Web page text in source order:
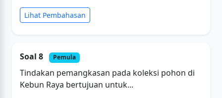
Lihat Pembahasan
Soal 8 Pemula
Tindakan pemangkasan pada koleksi pohon di
Kebun Raya bertujuan untuk...